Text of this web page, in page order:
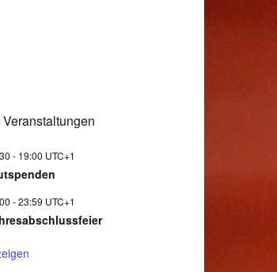
- 19:00 UTC+1
-23:59 UTC+1